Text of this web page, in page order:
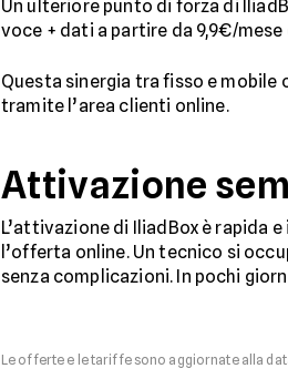
Un ulteriore punto di forza di
voce + dati a partire da 9,9€/
Questa sinergia tra fisso e
tramite l’area clienti online.
Attivazione
L’attivazione di IliadBox è rapida
l’offerta online. Un tecnico si
senza complicazioni. In pochi
Le offerte e le tariffe sono aggiornate alla